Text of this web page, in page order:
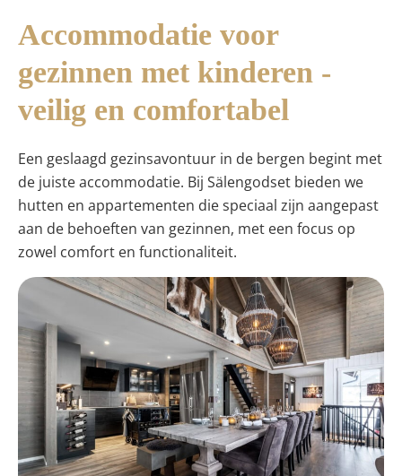
Accommodatie voor
gezinnen met kinderen -
veilig en comfortabel
Een geslaagd gezinsavontuur in de bergen begint met
de juiste accommodatie. Bij Sälengodset bieden we
hutten en appartementen die speciaal zijn aangepast
aan de behoeften van gezinnen, met een focus op
zowel comfort en functionaliteit.